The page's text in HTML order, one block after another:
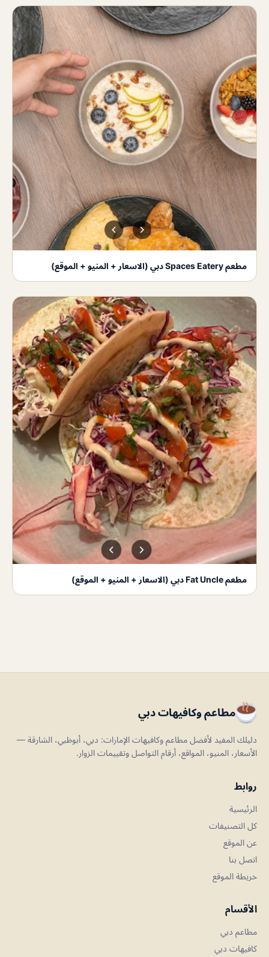
مطعم Spaces Eatery دبي (الاسعار + المنيو + الموقع)
مطعم Fat Uncle دبي (الاسعار + المنيو + الموقع)
مطاعم وكافيهات دبي
دليلك المفيد لأفضل مطاعم وكافيهات الإمارات: دبي، أبوظبي، الشارقة —
الأسعار، المنيو، المواقع، أرقام التواصل وتقييمات الزوار.
روابط
الرئيسية
كل التصنيفات
عن الموقع
اتصل بنا
خريطة الموقع
الأقسام
مطاعم دبي
كافيهات دبي